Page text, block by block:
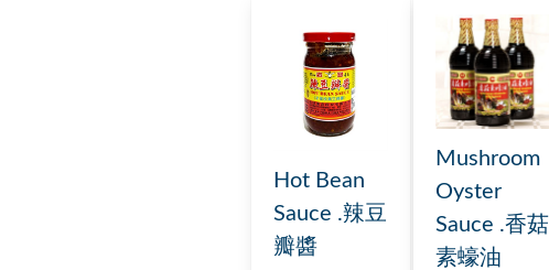
Hot Bean
Sauce .辣豆
瓣醬
Mushroom
Oyster
Sauce .香菇
素蠔油